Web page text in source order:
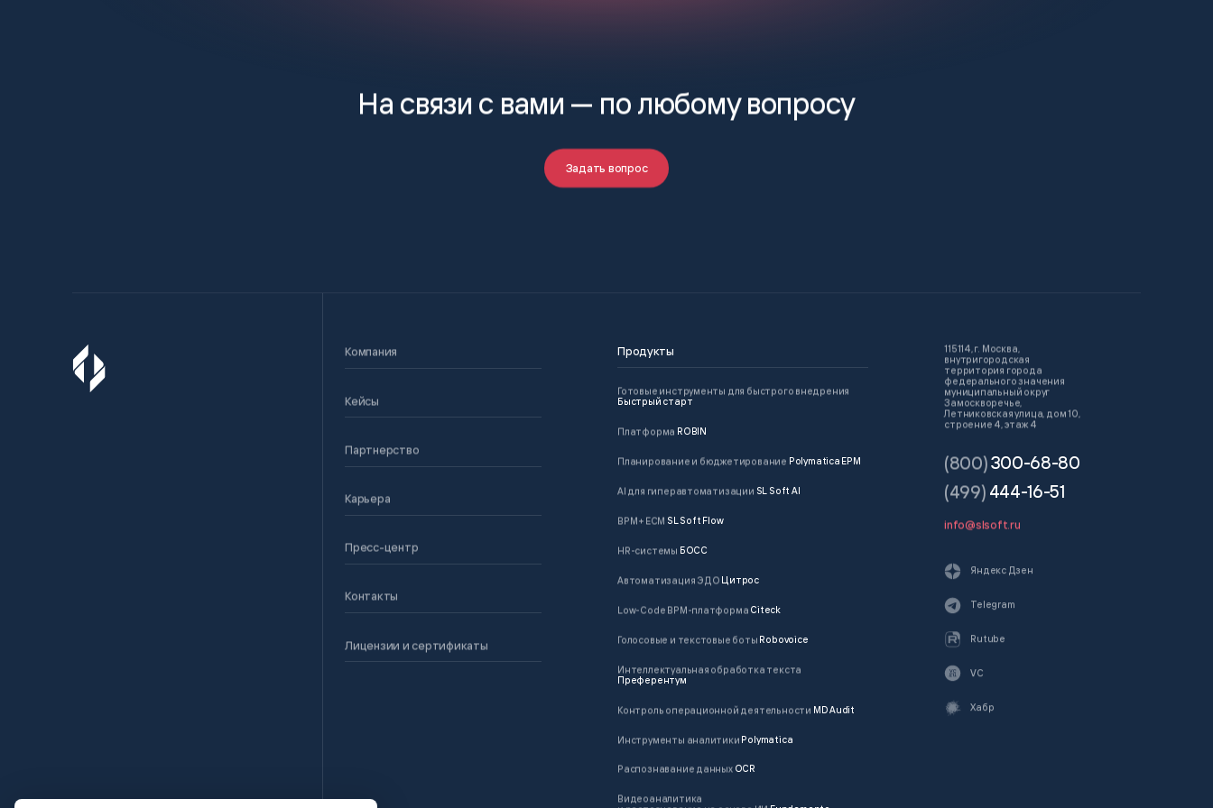
На связи с вами — по любому вопросу
Задать вопрос
Компания
Кейсы
Партнерство
Карьера
Пресс-центр
Контакты
Лицензии и сертификаты
Продукты
Готовые инструменты для быстрого внедрения
Быстрый старт
Платформа ROBIN
Планирование и бюджетирование Polymatica EPM
AI для гиперавтоматизации SL Soft AI
BPM + ECM SL Soft Flow
HR-системы БОСС
Автоматизация ЭДО Цитрос
Low-Code BPM-платформа Citeck
Голосовые и текстовые боты Robovoice
Интеллектуальная обработка текста
Преферентум
Контроль операционной деятельности MD Audit
Инструменты аналитики Polymatica
Распознавание данныхOCR
Видеоаналитика
115114, г. Москва,
внутригородская
территория города
федерального значения
муниципальный округ
Замоскворечье,
Летниковская улица, дом 10,
строение 4, этаж 4
(800)300-68-80
(499) 444-16-51
info@slsoft.ru
Яндекс Дзен
Telegram
Rutube
VC
Хабр